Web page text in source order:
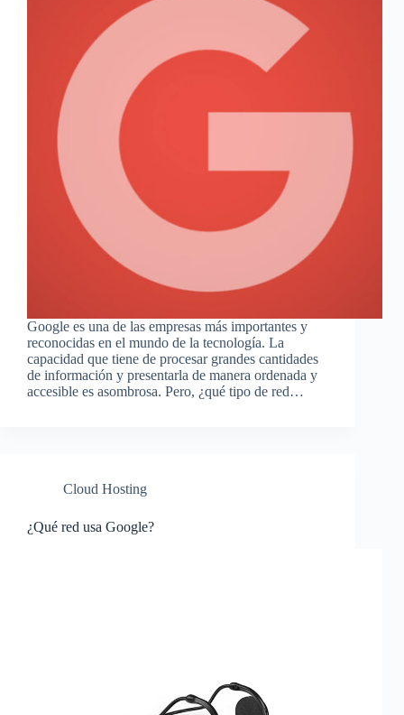
Google es una de las empresas más importantes y
reconocidas en el mundo de la tecnología. La
capacidad que tiene de procesar grandes cantidades
de información y presentarla de manera ordenada y
accesible es asombrosa. Pero, ¿qué tipo de red…
Cloud Hosting
¿Qué red usa Google?